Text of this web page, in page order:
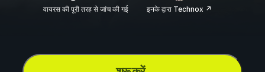
वायरस की पूरी तरह से जांच की गई इनके द्वारा Technox ↗